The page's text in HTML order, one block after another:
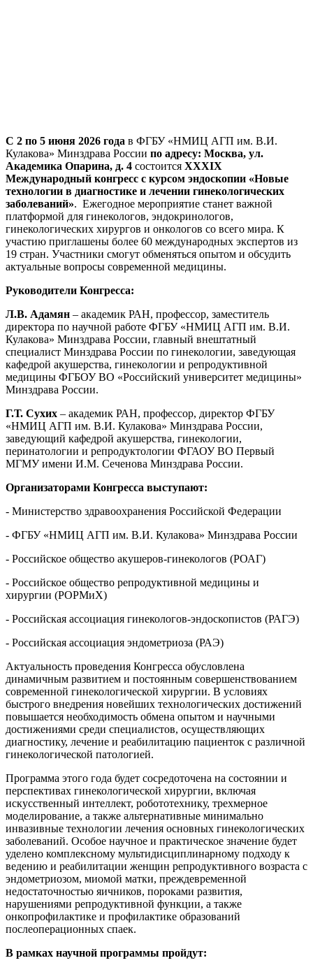
С 2 по 5 июня 2026 года в ФГБУ «НМИЦ АГП им. В.И.
Кулакова» Минздрава России по адресу: Москва, ул.
Академика Опарина, д. 4 состоится XXXIX
Международный конгресс с курсом эндоскопии «Новые
технологии в диагностике и лечении гинекологических
заболеваний». Ежегодное мероприятие станет важной
платформой для гинекологов, эндокринологов,
гинекологических хирургов и онкологов со всего мира. К
участию приглашены более 60 международных экспертов из
19 стран. Участники смогут обменяться опытом и обсудить
актуальные вопросы современной медицины.
Руководители Конгресса:
Л.В. Адамян – академик РАН, профессор, заместитель
директора по научной работе ФГБУ «НМИЦ АГП им. В.И.
Кулакова» Минздрава России, главный внештатный
специалист Минздрава России по гинекологии, заведующая
кафедрой акушерства, гинекологии и репродуктивной
медицины ФГБОУ ВО «Российский университет медицины»
Минздрава России.
Г.Т. Сухих – академик РАН, профессор, директор ФГБУ
«НМИЦ АГП им. В.И. Кулакова» Минздрава России,
заведующий кафедрой акушерства, гинекологии,
перинатологии и репродуктологии ФГАОУ ВО Первый
МГМУ имени И.М. Сеченова Минздрава России.
Организаторами Конгресса выступают:
- Министерство здравоохранения Российской Федерации
- ФГБУ «НМИЦ АГП им. В.И. Кулакова» Минздрава России
- Российское общество акушеров-гинекологов (РОАГ)
- Российское общество репродуктивной медицины и
хирургии (РОРМиХ)
- Российская ассоциация гинекологов-эндоскопистов (РАГЭ)
- Российская ассоциация эндометриоза (РАЭ)
Актуальность проведения Конгресса обусловлена
динамичным развитием и постоянным совершенствованием
современной гинекологической хирургии. В условиях
быстрого внедрения новейших технологических достижений
повышается необходимость обмена опытом и научными
достижениями среди специалистов, осуществляющих
диагностику, лечение и реабилитацию пациенток с различной
гинекологической патологией.
Программа этого года будет сосредоточена на состоянии и
перспективах гинекологической хирургии, включая
искусственный интеллект, робототехнику, трехмерное
моделирование, а также альтернативные минимально
инвазивные технологии лечения основных гинекологических
заболеваний. Особое научное и практическое значение будет
уделено комплексному мультидисциплинарному подходу к
ведению и реабилитации женщин репродуктивного возраста с
эндометриозом, миомой матки, преждевременной
недостаточностью яичников, пороками развития,
нарушениями репродуктивной функции, а также
онкопрофилактике и профилактике образований
послеоперационных спаек.
В рамках научной программы пройдут: